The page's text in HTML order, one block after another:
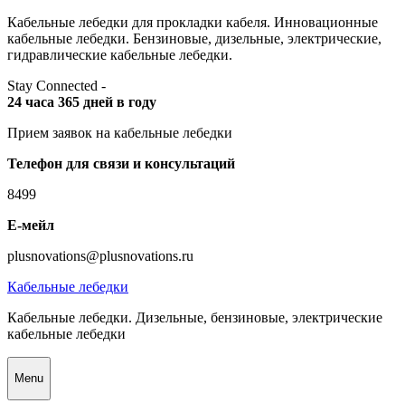
Skip
to
content
Кабельные лебедки для прокладки кабеля. Инновационные
кабельные лебедки. Бензиновые, дизельные, электрические,
гидравлические кабельные лебедки.
Stay Connected -
24 часа 365 дней в году
Прием заявок на кабельные лебедки
Телефон для связи и консультаций
8499
Е-мейл
plusnovations@plusnovations.ru
Кабельные лебедки
Кабельные лебедки. Дизельные, бензиновые, электрические
кабельные лебедки
Menu